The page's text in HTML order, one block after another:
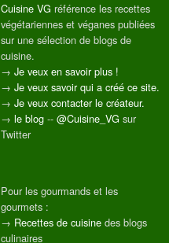
Cuisine VG référence les recettes
végétariennes et véganes publiées
sur une sélection de blogs de
cuisine.
→ Je veux en savoir plus !
→ Je veux savoir qui a créé ce site.
→ Je veux contacter le créateur.
→ le blog -- @Cuisine_VG sur
Twitter
Pour les gourmands et les
gourmets :
→ Recettes de cuisine des blogs
culinaires